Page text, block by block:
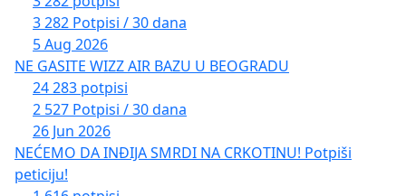
3 282 Potpisi / 30 dana
5 Aug 2026
NE GASITE WIZZ AIR BAZU U BEOGRADU
24 283 potpisi
2 527 Potpisi / 30 dana
26 Jun 2026
NEĆEMO DA INĐIJA SMRDI NA CRKOTINU! Potpiši
peticiju!